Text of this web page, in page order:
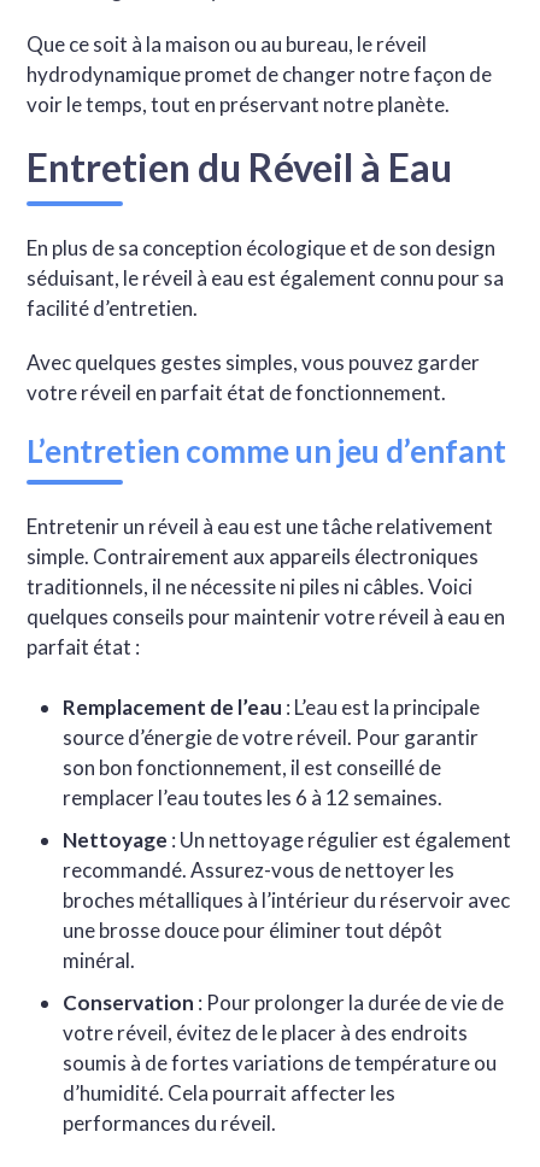
Que ce soit à la maison ou au bureau, le réveil
hydrodynamique promet de changer notre façon de
voir le temps, tout en préservant notre planète.
Entretien du Réveil à Eau
En plus de sa conception écologique et de son design
séduisant, le réveil à eau est également connu pour sa
facilité d’entretien.
Avec quelques gestes simples, vous pouvez garder
votre réveil en parfait état de fonctionnement.
L’entretien comme un jeu d’enfant
Entretenir un réveil à eau est une tâche relativement
simple. Contrairement aux appareils électroniques
traditionnels, il ne nécessite ni piles ni câbles. Voici
quelques conseils pour maintenir votre réveil à eau en
parfait état :
Remplacement de l’eau : L’eau est la principale
source d’énergie de votre réveil. Pour garantir
son bon fonctionnement, il est conseillé de
remplacer l’eau toutes les 6 à 12 semaines.
Nettoyage : Un nettoyage régulier est également
recommandé. Assurez-vous de nettoyer les
broches métalliques à l’intérieur du réservoir avec
une brosse douce pour éliminer tout dépôt
minéral.
Conservation : Pour prolonger la durée de vie de
votre réveil, évitez de le placer à des endroits
soumis à de fortes variations de température ou
d’humidité. Cela pourrait affecter les
performances du réveil.